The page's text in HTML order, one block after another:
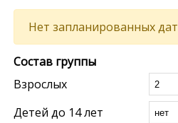
Нет запланированных дат
Состав группы
Взрослых
Детей до 14 лет